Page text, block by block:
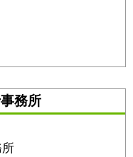
務所